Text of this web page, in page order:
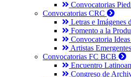
Convocatorias
Convocatorias CRC
Letras e Imágenes
Fomento a la
Convocatoria
Artistas Emergentes
Convocatorias FC BCB
Encuentro
Congreso de